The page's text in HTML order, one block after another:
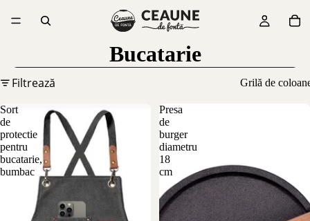
Bucatarie
Filtrează Grilă de
Sort
de
protectie
pentru
bucatarie,
bumbac
Presa
de
burger
diametru
18
cm